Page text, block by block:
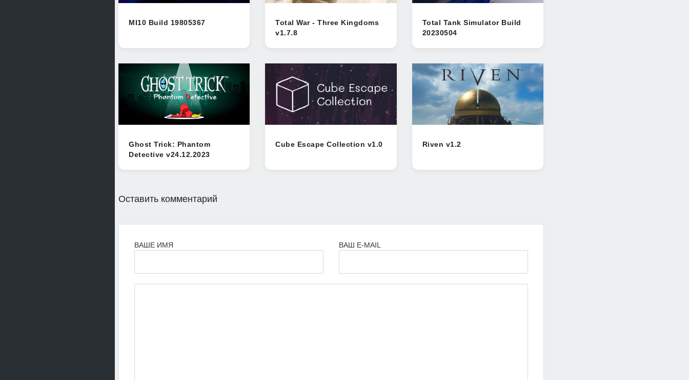
MI10 Build 19805367
Total War - Three Kingdoms
v1.7.8
Total Tank Simulator Build
20230504
Ghost Trick: Phantom
Detective v24.12.2023
Cube Escape Collection v1.0 Riven v1.2
Оставить комментарий
ВАШЕ ИМЯ ВАШ E-MAIL